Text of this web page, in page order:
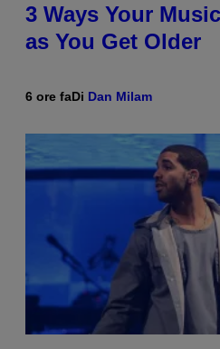
3 Ways Your
as You Get Older
6 ore faDi Dan Milam